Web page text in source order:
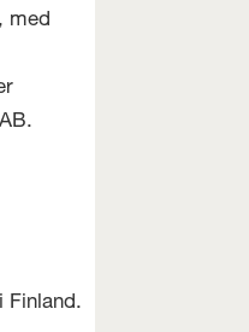
med
Finland.